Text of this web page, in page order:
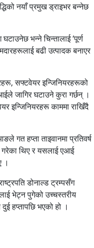
नयाँ प्रमुख ड्राइभर बन्नेछ
भन्ने चिन्तालाई ‘पूर्ण
बढी उत्पादक बनाएर
सफ्टवेयर इन्जिनियरहरूको
जागिर घटाउने कुरा गर्छन् ।
इन्जिनियरहरू काममा राखिँदै
गत हप्ता ताइवानमा प्रतिवर्ष
गरेका थिए र यसलाई एआई
।
डोनाल्ड ट्रम्पसँग
भेट्न पुगेको उच्चस्तरीय
हप्तापछि भएको हो ।